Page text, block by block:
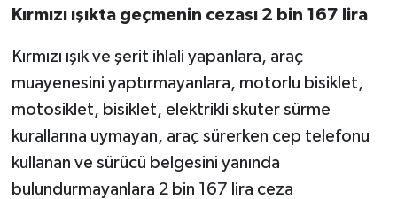
Kırmızı ışıkta geçmenin cezası 2 bin 167 lira
Kırmızı ışık ve şerit ihlali yapanlara, araç
muayenesini yaptırmayanlara, motorlu bisiklet,
motosiklet, bisiklet, elektrikli skuter sürme
kurallarına uymayan, araç sürerken cep telefonu
kullanan ve sürücü belgesini yanında
bulundurmayanlara 2 bin 167 lira ceza